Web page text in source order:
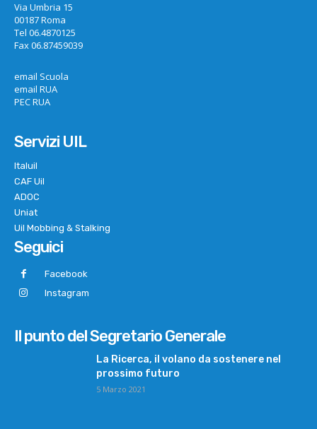
Via Umbria 15
00187 Roma
Tel 06.4870125
Fax 06.87459039
email Scuola
email RUA
PEC RUA
Servizi UIL
Italuil
CAF Uil
ADOC
Uniat
Uil Mobbing & Stalking
Seguici
Facebook
Instagram
Il punto del Segretario Generale
La Ricerca, il volano da sostenere nel
prossimo futuro
5 Marzo 2021